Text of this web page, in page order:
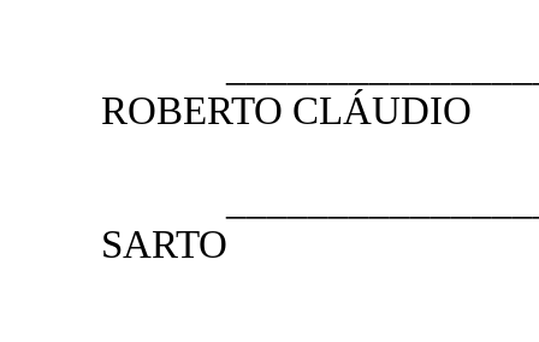
ROBERTO CLÁUDIO
SARTO